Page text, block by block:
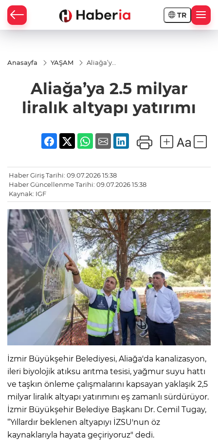
TR
Anasayfa YAŞAM
Aliağa’ya
liralık
altyapı
yatırımı
Aliağa’ya 2.5 milyar
liralık altyapı yatırımı
Haber Giriş Tarihi: 09.07.2026 15:38
Haber Güncellenme Tarihi: 09.07.2026 15:38
Kaynak: IGF
İzmir Büyükşehir Belediyesi, Aliağa'da kanalizasyon,
ileri biyolojik atıksu arıtma tesisi, yağmur suyu hattı
ve taşkın önleme çalışmalarını kapsayan yaklaşık 2,5
milyar liralık altyapı yatırımını eş zamanlı sürdürüyor.
İzmir Büyükşehir Belediye Başkanı Dr. Cemil Tugay,
“Yıllardır beklenen altyapıyı İZSU'nun öz
kaynaklarıyla hayata geçiriyoruz" dedi.